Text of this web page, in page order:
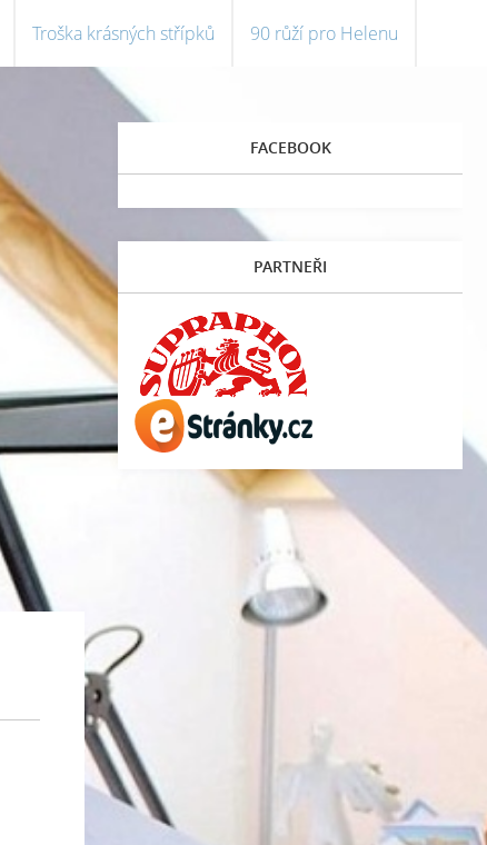
Troška krásných střípků 90 růží pro Helenu
FACEBOOK
PARTNEŘI